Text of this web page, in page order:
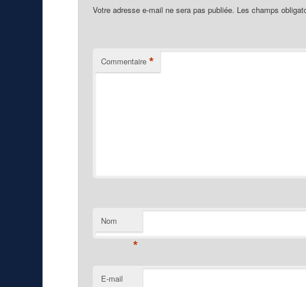
Votre adresse e-mail ne sera pas publiée. Les champs
Commentaire *
Nom
*
E-mail